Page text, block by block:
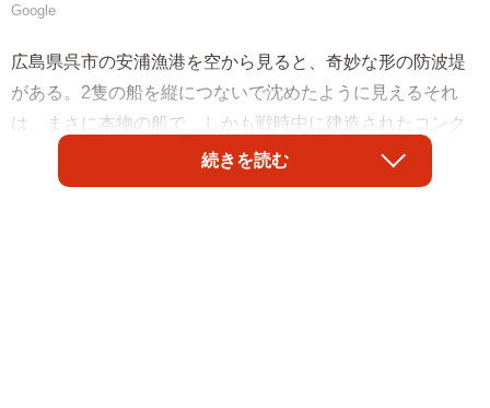
Google
広島県呉市の安浦漁港を空から見ると、奇妙な形の防波堤
がある。2隻の船を縦につないで沈めたように見えるそれ
は、まさに本物の船で、しかも戦時中に建造されたコンク
リート製だという。深刻な鉄不足の折、苦肉の策としてコ
ンクリートでつくられた船が、なぜ漁港の防波堤になって
続きを読む